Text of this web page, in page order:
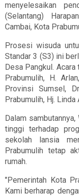
menyelesaikan
(Selantang)
Cambai, Kota
Prosesi wisuda
Standar 3 (S3) ini
Desa Pangkul.
Prabumulih, H.
Provinsi Sumsel,
Prabumulih, Hj. Linda
Dalam
tinggi terhadap
sekolah lansia
Prabumulih tetap
rumah.
"Pemerintah Kota
Kami berharap